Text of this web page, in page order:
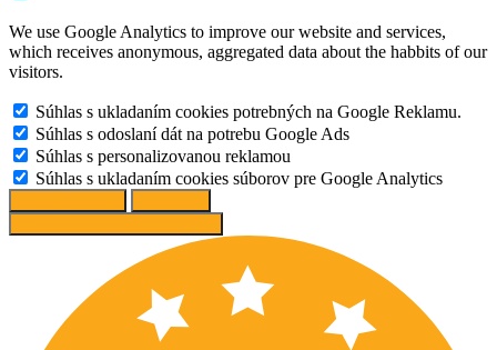
We use Google Analytics to improve our website and services,
which receives anonymous, aggregated data about the habbits of our
visitors.
Súhlas s ukladaním cookies potrebných na Google Reklamu.
Súhlas s odoslaní dát na potrebu Google Ads
Súhlas s personalizovanou reklamou
Súhlas s ukladaním cookies súborov pre Google Analytics